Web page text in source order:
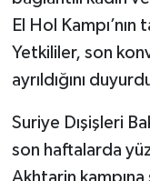
El Hol Kampı’nın
Yetkililer, son
ayrıldığını
Suriye Dışişleri
son haftalarda